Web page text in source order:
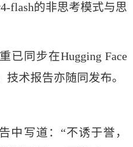
flash的非思考模式与思
同步在Hugging Face
技术报告亦随同发布。
写道：“不诱于誉，